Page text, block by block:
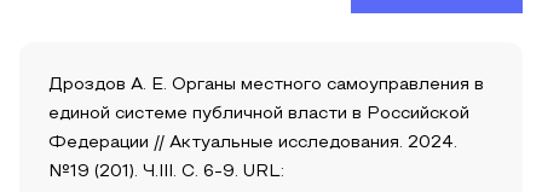
Дроздов А. Е. Органы местного самоуправления в
единой системе публичной власти в Российской
Федерации // Актуальные исследования. 2024.
№19 (201). Ч.III. С. 6-9. URL: